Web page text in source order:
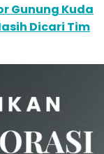
Gunung Kuda
Dicari Tim